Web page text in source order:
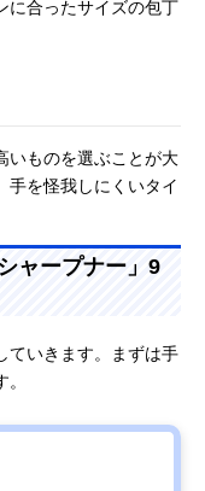
に合ったサイズの包丁
いものを選ぶことが大
、手を怪我しにくいタイ
ャープナー」9
ていきます。まずは手